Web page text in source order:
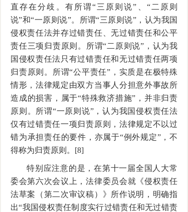
直存在分歧。有所谓“三原则说”、“二原则
说”和“一原则说”。所谓“三原则说”，认为我国
侵权责任法并存过错责任、无过错责任和公平
责任三项归责原则。所谓“二原则说”，认为我
国侵权责任法只有过错责任和无过错责任两项
归责原则。所谓“公平责任”，实质是在极特殊
情形，法律规定由双方当事人分担意外事故所
造成的损害，属于“特殊救济措施”，并非归责
原则。所谓“一原则说”，认为我国侵权责任法
仅有过错责任一项归责原则，法律规定不以过
错为承担责任的要件，亦属于“例外规定”，不
得称为归责原则。[8]
特别应注意的是，在第十一届全国人大常
委会第六次会议上，法律委员会就《侵权责任
法草案（第二次审议稿）》所作说明，明确指
出“我国侵权责任制度实行过错责任和无过错责